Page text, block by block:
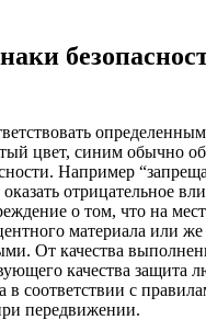
цвет, синим обычно
Например
отрицательное
о том, что на
материала или
От качества
качества защита
соответствии с
передвижении.